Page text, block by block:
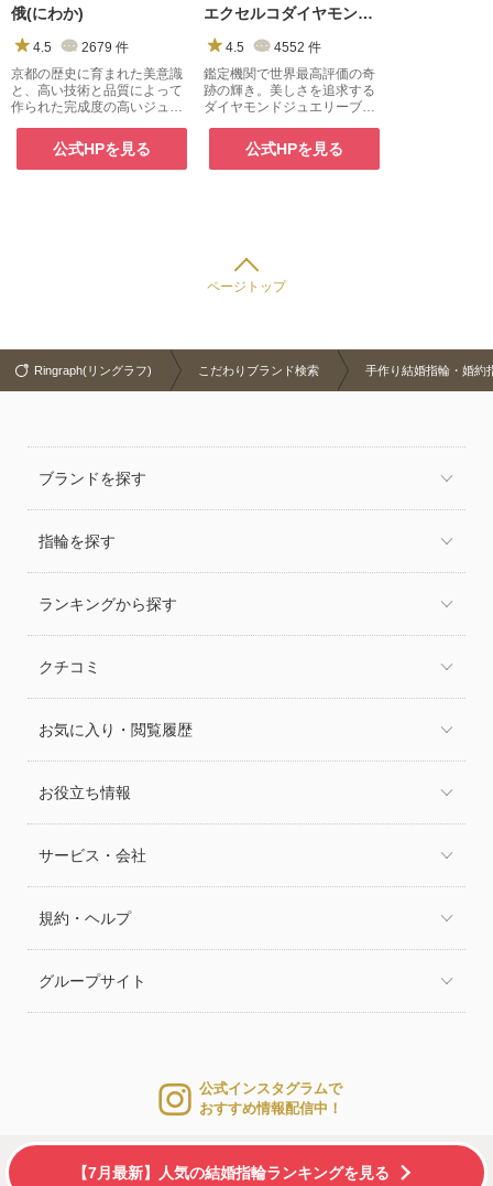
俄(にわか)
4.5 2679 件
京都の歴史に育まれた美意識
と、高い技術と品質によって
作られた完成度の高いジュエ
公式HPを見る
エクセルコダイヤモンド(EXELCO DIAMOND)
4.5 4552 件
鑑定機関で世界最高評価の奇
跡の輝き。美しさを追求する
ダイヤモンドジュエリーブラ
公式HPを見る
ページトップ
Ringraph(リングラフ) こだわりブランド検索 手作り結婚指輪・婚約
ブランドを探す
指輪を探す
ランキングから探す
クチコミ
お気に入り・閲覧履歴
お役立ち情報
サービス・会社
規約・ヘルプ
グループサイト
公式インスタグラムで
おすすめ情報配信中！
© 2026 WEDDING PARK CO.,LTD.
【7月最新】人気の結婚指輪ランキングを見る